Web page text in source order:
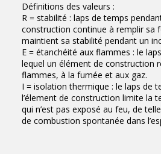
Définitions des valeurs :
R = stabilité : laps de temps
construction continue à remplir sa
maintient sa stabilité pendant un
E = étanchéité aux flammes : le
lequel un élément de construction
flammes, à la fumée et aux gaz.
I = isolation thermique : le laps de
l’élement de construction limite la
qui n’est pas exposé au feu, de
de combustion spontanée dans